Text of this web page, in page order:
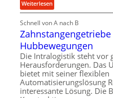
i
m
V
e
r
g
l
e
i
c
g
e
u
g
e
l
g
e
i
g
e
r
t
m
s
a
t
Weiterlesen:
M
e
h
A
r
b
e
i
Schnell von A nach B
Hubbewegungen
Die Intralogistik steht vor
Herausforderungen. Das
bietet mit seiner flexiblen
Automatisierungslösung
interessante Lösung. Die